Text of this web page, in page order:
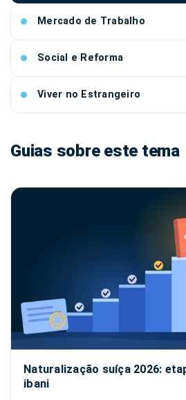
Mercado de Trabalho
Social e Reforma
Viver no Estrangeiro
Guias sobre este tema
Naturalização suíça 2026:
ibani